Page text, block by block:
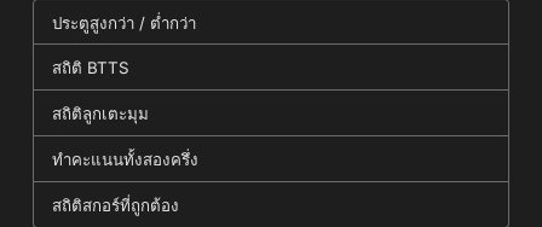
ประตูสูงกว่า / ต่ำกว่า
สถิติ BTTS
สถิติลูกเตะมุม
ทำคะแนนทั้งสองครึ่ง
สถิติสกอร์ที่ถูกต้อง